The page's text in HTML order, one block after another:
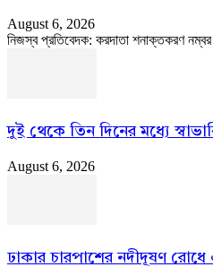
August 6, 2026
নিজস্ব প্রতিবেদক: করদাতা শনাক্তকরণ নম্বর
দুই থেকে তিন দিনের মধ্যে
August 6, 2026
ঢাকার চারপাশের নদীদূষণ রোধে